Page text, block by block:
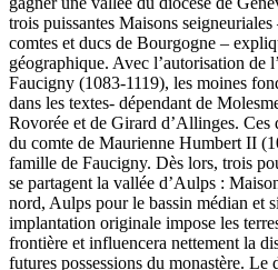
trois puissantes Maisons
comtes et ducs de Bourgogne –
géographique. Avec l’autorisation de
Faucigny (1083-1119), les moines
dans les textes- dépendant de
Rovorée et de Girard d’Allinges. Ces
du comte de Maurienne Humbert II
famille de Faucigny. Dès lors, trois
se partagent la vallée d’Aulps :
nord, Aulps pour le bassin médian et
implantation originale impose les
frontière et influencera nettement la
futures possessions du monastère. Le